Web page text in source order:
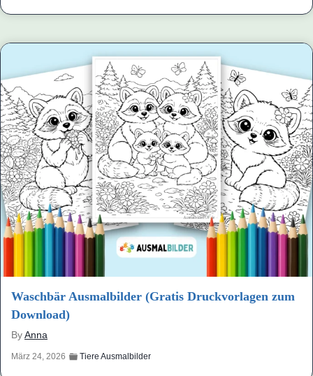
Waschbär Ausmalbilder (Gratis Druckvorlagen zum
Download)
ByAnna
März 24, 2026 Tiere Ausmalbilder